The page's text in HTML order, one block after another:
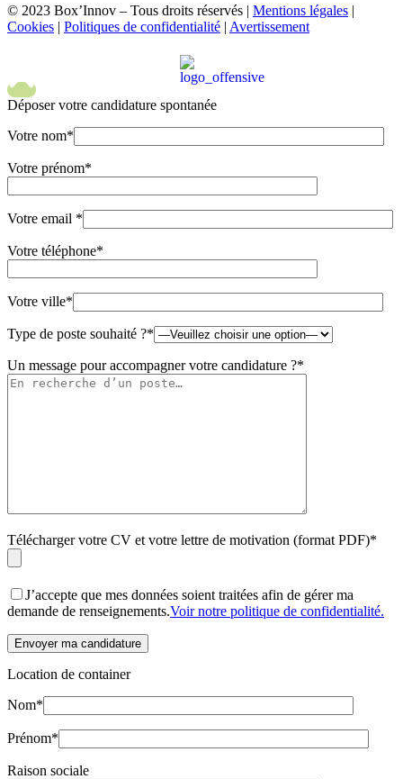
© 2023 Box’Innov – Tous droits réservés | Mentions légales |
Cookies | Politiques de confidentialité | Avertissement
Déposer votre candidature spontanée
Votre nom*
Votre prénom*
Votre email *
Votre téléphone*
Votre ville*
Type de poste souhaité ?*
Un message pour accompagner votre candidature ?*
Télécharger votre CV et votre lettre de motivation (format PDF)*
J’accepte que mes données soient traitées afin de gérer ma
demande de renseignements.Voir notre politique de confidentialité.
Location de container
Nom*
Prénom*
Raison sociale